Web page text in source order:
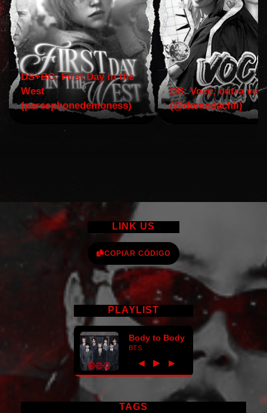
DS+BC: First Day in the
West
(persephonedemoness)
DS: Você, outra vez!
(@domodachii)
LINK US
COPIAR CÓDIGO
PLAYLIST
Body to Body
BTS
◀ ► ▶
TAGS